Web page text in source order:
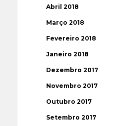
Abril 2018
Março 2018
Fevereiro 2018
Janeiro 2018
Dezembro 2017
Novembro 2017
Outubro 2017
Setembro 2017